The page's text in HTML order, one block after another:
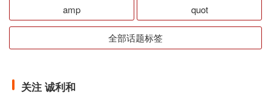
amp quot
全部话题标签
关注 诚利和